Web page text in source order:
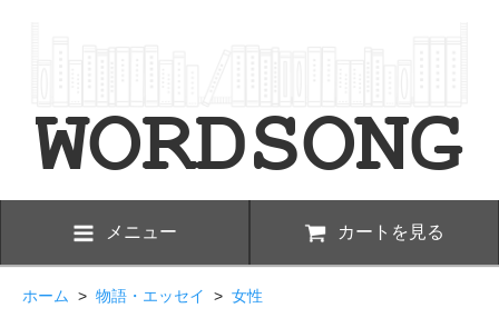
メニュー カートを見る
ホーム > 物語・エッセイ > 女性